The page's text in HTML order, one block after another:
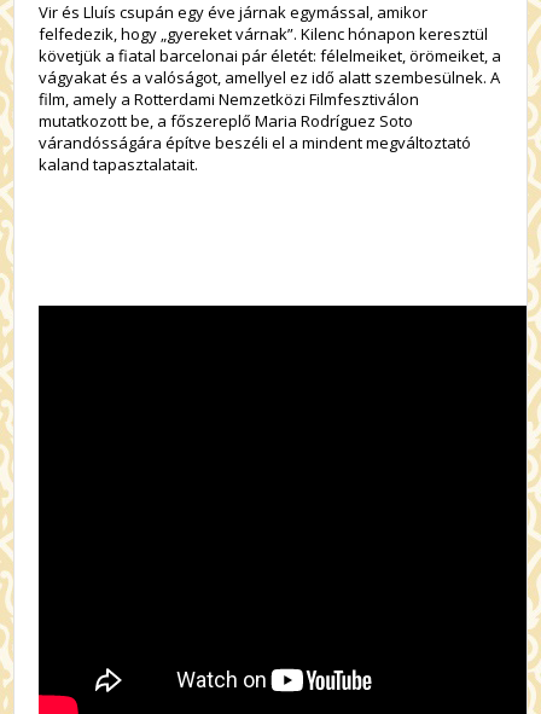
Vir és Lluís csupán egy éve járnak egymással, amikor
felfedezik, hogy „gyereket várnak”. Kilenc hónapon keresztül
követjük a fiatal barcelonai pár életét: félelmeiket, örömeiket, a
vágyakat és a valóságot, amellyel ez idő alatt szembesülnek. A
film, amely a Rotterdami Nemzetközi Filmfesztiválon
mutatkozott be, a főszereplő Maria Rodríguez Soto
várandósságára építve beszéli el a mindent megváltoztató
kaland tapasztalatait.